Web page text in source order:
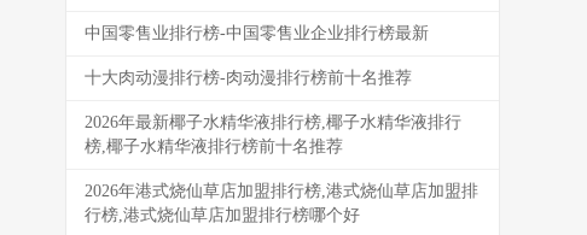
中国零售业排行榜-中国零售业企业排行榜最新
十大肉动漫排行榜-肉动漫排行榜前十名推荐
2026年最新椰子水精华液排行榜,椰子水精华液排行
榜,椰子水精华液排行榜前十名推荐
2026年港式烧仙草店加盟排行榜,港式烧仙草店加盟排
行榜,港式烧仙草店加盟排行榜哪个好